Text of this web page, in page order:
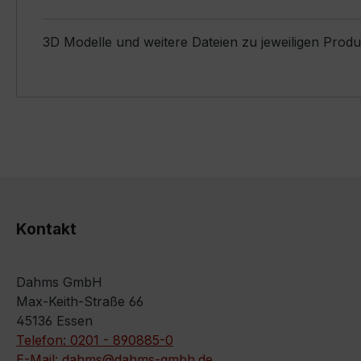
3D Modelle und weitere Dateien zu jeweiligen
Kontakt
Dahms GmbH
Max-Keith-Straße 66
45136 Essen
Telefon: 0201 - 890885-0